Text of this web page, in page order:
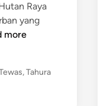
Raya
yang
more
,Tahura